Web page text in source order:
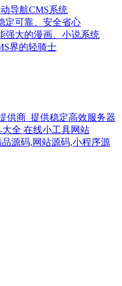
导航CMS系统
定可靠、安全省心
强大的漫画、小说系统
界的轻骑士
供商_提供稳定高效服务器
全 在线小工具网站
品源码,网站源码,小程序源